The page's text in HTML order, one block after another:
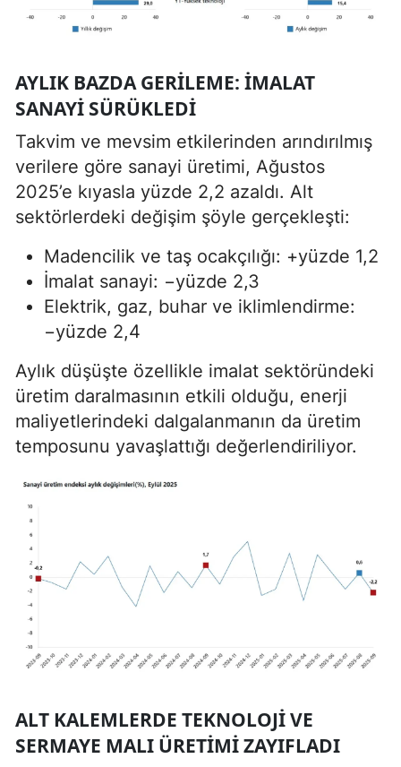
AYLIK BAZDA GERILEME: İMALAT
SANAYI SÜRÜKLEDI
Takvim ve mevsim etkilerinden arındırılmış
verilere göre sanayi üretimi, Ağustos
2025’e kıyasla yüzde 2,2 azaldı. Alt
sektörlerdeki değişim şöyle gerçekleşti:
Madencilik ve taş ocakçılığı: +yüzde 1,2
İmalat sanayi: −yüzde 2,3
Elektrik, gaz, buhar ve iklimlendirme:
−yüzde 2,4
Aylık düşüşte özellikle imalat sektöründeki
üretim daralmasının etkili olduğu, enerji
maliyetlerindeki dalgalanmanın da üretim
temposunu yavaşlattığı değerlendiriliyor.
ALT KALEMLERDE TEKNOLOJI VE
SERMAYE MALI ÜRETIMI ZAYIFLADI